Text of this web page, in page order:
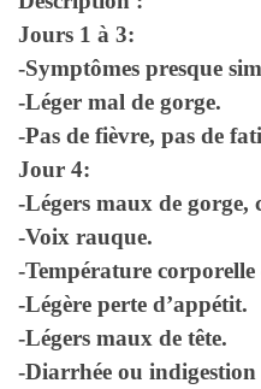
Jours 1 à 3:
-Symptômes presque
-Léger mal de gorge.
-Pas de fièvre, pas de
Jour 4:
-Légers maux de gorge,
-Voix rauque.
-Température corporelle
-Légère perte d’appétit.
-Légers maux de tête.
-Diarrhée ou indigestion